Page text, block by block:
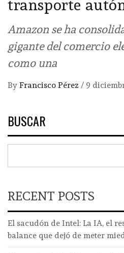
transporte
Amazon se ha
gigante del comercio
como una
By Francisco Pérez / 9
BUSCAR
RECENT POSTS
El sacudón de Intel: La IA, el
balance que dejó de meter